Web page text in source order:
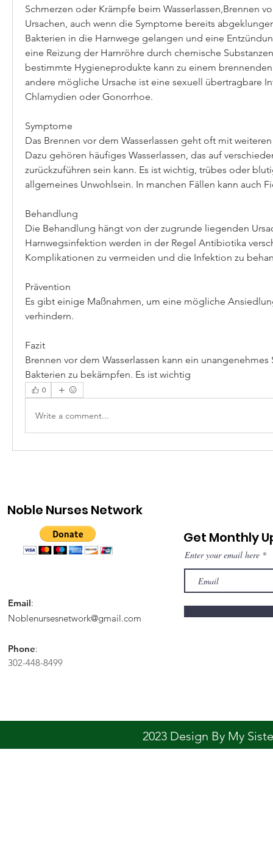
Schmerzen oder Krämpfe beim Wasserlassen,Brennen
Ursachen, auch wenn die Symptome bereits
Bakterien in die Harnwege gelangen und eine
eine Reizung der Harnröhre durch chemische
bestimmte Hygieneprodukte kann zu einem
andere mögliche Ursache ist eine sexuell übertragbare
Chlamydien oder Gonorrhoe.
Symptome
Das Brennen vor dem Wasserlassen geht oft mit
Dazu gehören häufiges Wasserlassen, das auf
zurückzuführen sein kann. Es ist wichtig, trübes oder
allgemeines Unwohlsein. In manchen Fällen kann auch
Behandlung
Die Behandlung hängt von der zugrunde liegenden
Harnwegsinfektion werden in der Regel Antibiotika
Komplikationen zu vermeiden und die Infektion zu
Prävention
Es gibt einige Maßnahmen, um eine mögliche
verhindern.
Fazit
Brennen vor dem Wasserlassen kann ein
Bakterien zu bekämpfen. Es ist wichtig
0
Write a comment...
Noble Nurses Network
Email:
Noblenursesnetwork@gmail.com
Phone:
302-448-8499
Get Monthly
Enter your email here
2023 Design By My